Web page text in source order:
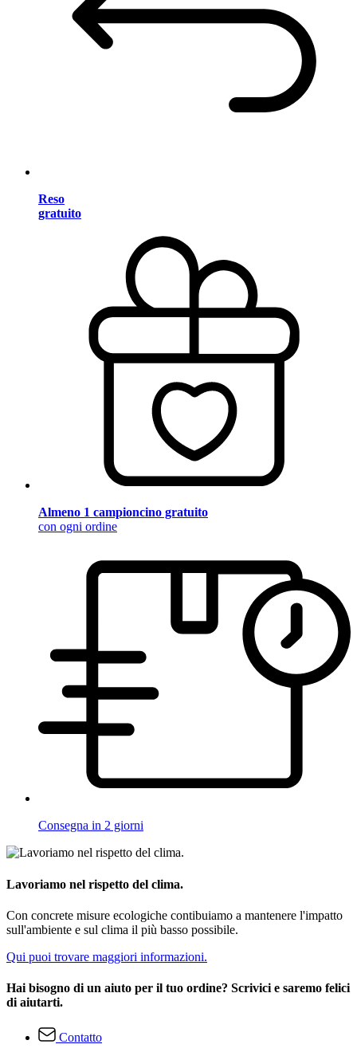
Reso
gratuito
Almeno 1 campioncino gratuito
con ogni ordine
Consegna in 2 giorni
Lavoriamo nel rispetto del clima.
Con concrete misure ecologiche contibuiamo a mantenere l'impatto
sull'ambiente e sul clima il più basso possibile.
Qui puoi trovare maggiori informazioni.
Hai bisogno di un aiuto per il tuo ordine? Scrivici e saremo felici
di aiutarti.
Contatto